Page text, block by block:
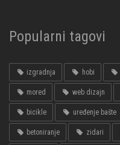
Popularni tagovi
izgradnja hobi
mored web dizajn
bicikle uređenje bašte
betoniranje zidari